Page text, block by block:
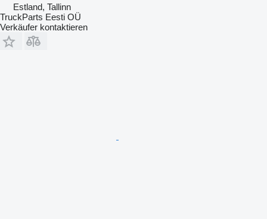
Estland, Tallinn
TruckParts Eesti OÜ
Verkäufer kontaktieren